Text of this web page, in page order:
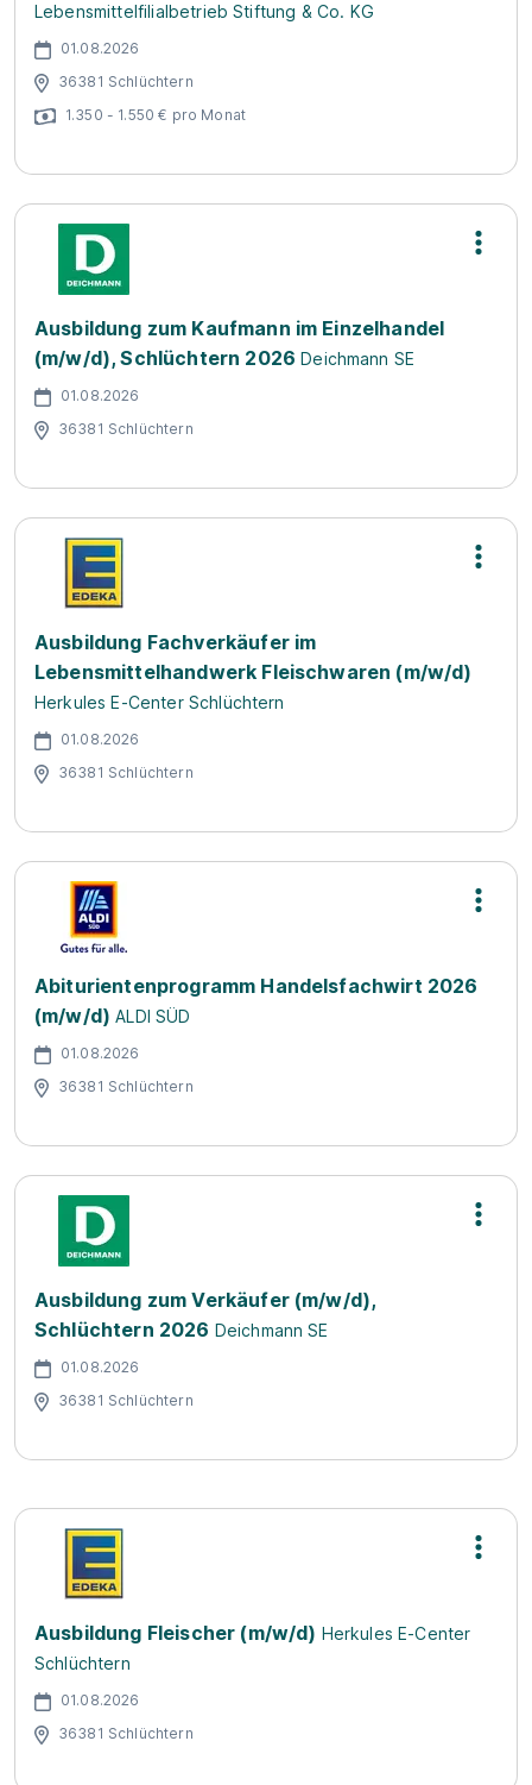
Lebensmittelfilialbetrieb Stiftung & Co. KG
01.08.2026
36381 Schlüchtern
1.350 - 1.550 € pro Monat
Ausbildung zum Kaufmann im Einzelhandel
(m/w/d), Schlüchtern 2026 Deichmann SE
01.08.2026
36381 Schlüchtern
Ausbildung Fachverkäufer im
Lebensmittelhandwerk Fleischwaren (m/w/d)
Herkules E-Center Schlüchtern
01.08.2026
36381 Schlüchtern
Abiturientenprogramm Handelsfachwirt 2026
(m/w/d) ALDI SÜD
01.08.2026
36381 Schlüchtern
Ausbildung zum Verkäufer (m/w/d),
Schlüchtern 2026 Deichmann SE
01.08.2026
36381 Schlüchtern
Ausbildung Fleischer (m/w/d) Herkules E-Center
Schlüchtern
01.08.2026
36381 Schlüchtern